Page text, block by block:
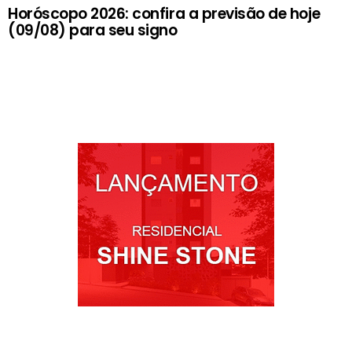
Horóscopo 2026: confira a previsão de hoje
(09/08) para seu signo